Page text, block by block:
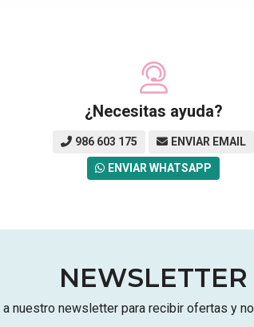
¿Necesitas ayuda?
986 603 175 ENVIAR EMAIL
ENVIAR WHATSAPP
NEWSLETTER
nuestro newsletter para recibir ofertas y